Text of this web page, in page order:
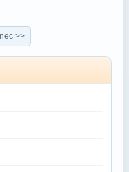
>>